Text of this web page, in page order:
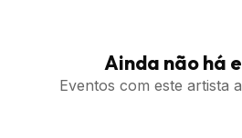
Ainda não há
Eventos com este artista